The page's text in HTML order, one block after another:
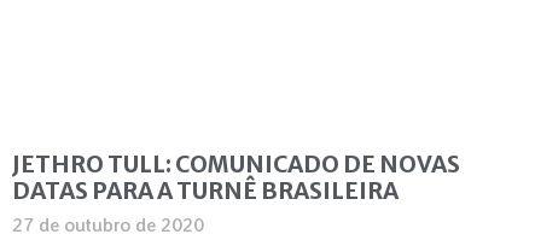
JETHRO TULL: COMUNICADO DE NOVAS
DATAS PARA A TURNÊ BRASILEIRA
27 de outubro de 2020